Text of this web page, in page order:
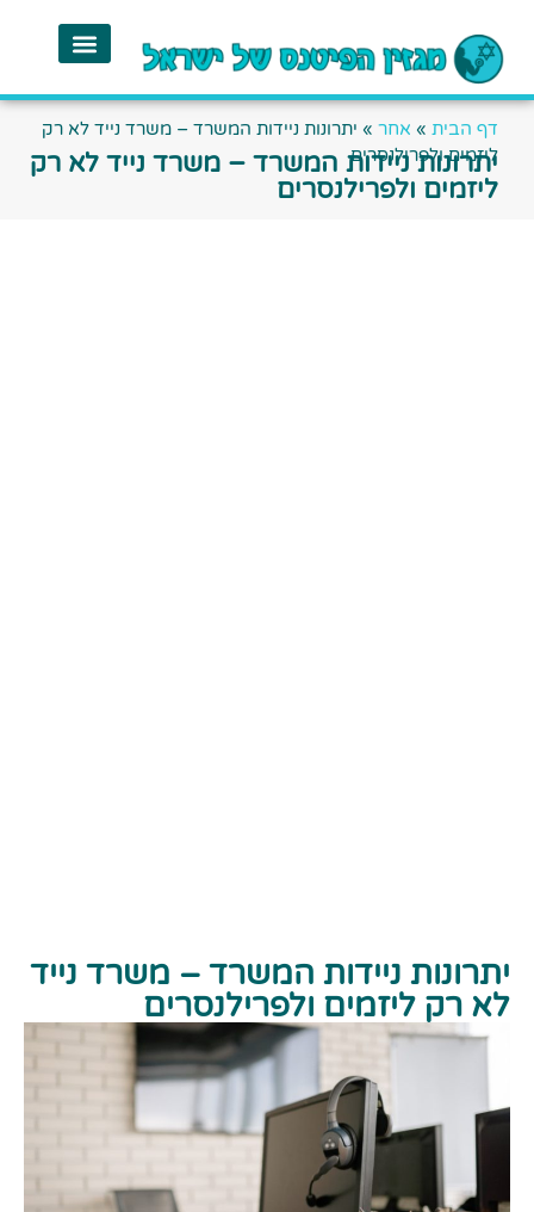
דף הבית » אחר » יתרונות ניידות המשרד – משרד נייד לא רק
ליזמים ולפרילנסרים
יתרונות ניידות המשרד – משרד נייד לא רק
ליזמים ולפרילנסרים
יתרונות ניידות המשרד – משרד נייד
לא רק ליזמים ולפרילנסרים